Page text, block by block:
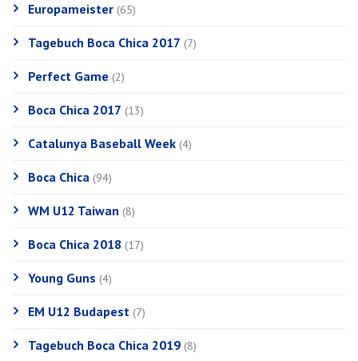
Europameister (65)
Tagebuch Boca Chica 2017 (7)
Perfect Game (2)
Boca Chica 2017 (13)
Catalunya Baseball Week (4)
Boca Chica (94)
WM U12 Taiwan (8)
Boca Chica 2018 (17)
Young Guns (4)
EM U12 Budapest (7)
Tagebuch Boca Chica 2019 (8)